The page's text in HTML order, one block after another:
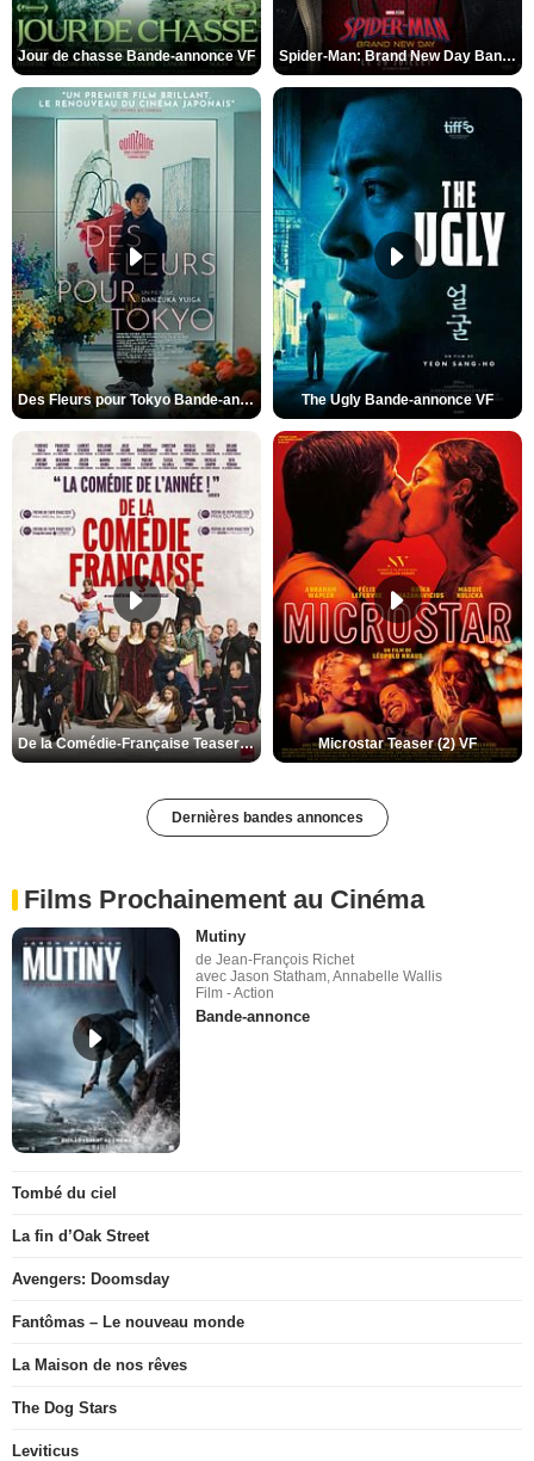
Jour de chasse Bande-annonce VF Spider-Man: Brand New Day Bande-annonce (3) VO STFR
Des Fleurs pour Tokyo Bande-annonce VO STFR The Ugly Bande-annonce VF
De la Comédie-Française Teaser (3) VF Microstar Teaser (2) VF
Dernières bandes annonces
Films Prochainement au Cinéma
Mutiny
de Jean-François Richet
avec Jason Statham, Annabelle Wallis
Film - Action
Bande-annonce
Tombé du ciel
La fin d’Oak Street
Avengers: Doomsday
Fantômas – Le nouveau monde
La Maison de nos rêves
The Dog Stars
Leviticus